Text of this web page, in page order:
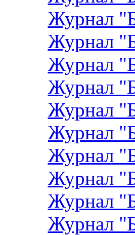
Журнал
Журнал
Журнал
Журнал
Журнал
Журнал
Журнал
Журнал
Журнал
Журнал